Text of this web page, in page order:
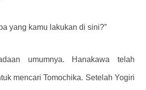
yang kamu lakukan di sini?”
umumnya. Hanakawa telah
mencari Tomochika. Setelah Yogiri